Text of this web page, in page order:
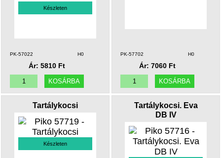
Készleten
PK-57022 H0
Ár: 5810 Ft
PK-57702 H0
Ár: 7060 Ft
Tartálykocsi
Készleten
Tartálykocsi. Eva
DB IV